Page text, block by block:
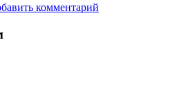
комментарий